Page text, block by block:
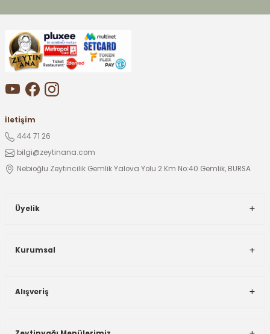
İletişim
444 71 26
bilgi@zeytinana.com
Nebioğlu Zeytincilik Gemlik Yalova Yolu 2.Km No:40 Gemlik, BURSA
Üyelik
Kurumsal
Alışveriş